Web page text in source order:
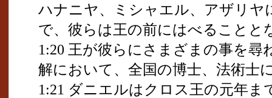
ハナニヤ、ミシャエル、アザリヤ
で、彼らは王の前にはべることと
1:20 王が彼らにさまざまの事を
解において、全国の博士、法術士
1:21 ダニエルはクロス王の元年ま